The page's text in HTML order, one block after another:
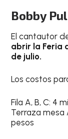
Bobby
El cantautor
abrir la Feria
de julio.
Los costos
Fila A, B, C: 4
Terraza mesa
pesos